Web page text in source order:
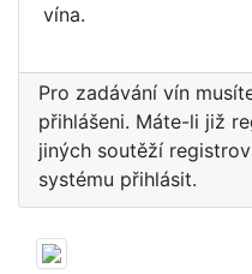
vína.
Pro zadávání vín
přihlášeni. Máte-li již
jiných soutěží
systému přihlásit.